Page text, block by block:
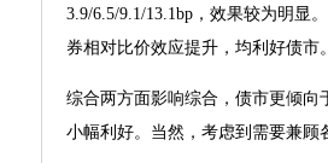
3.9/6.5/9.1/13.1bp，效果较为明显
券相对比价效应提升，均利好债市
综合两方面影响综合，债市更倾
小幅利好。当然，考虑到需要兼